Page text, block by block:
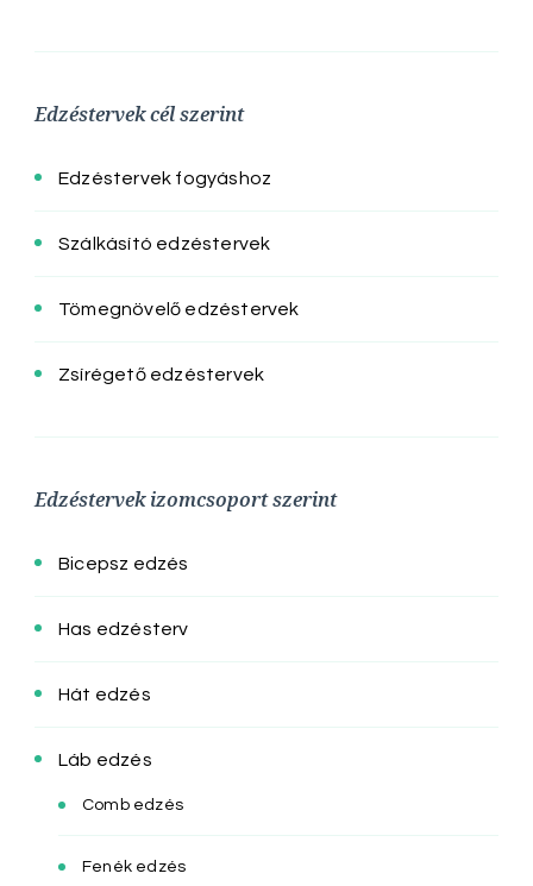
Edzéstervek cél szerint
Edzéstervek fogyáshoz
Szálkásító edzéstervek
Tömegnövelő edzéstervek
Zsírégető edzéstervek
Edzéstervek izomcsoport szerint
Bicepsz edzés
Has edzésterv
Hát edzés
Láb edzés
Comb edzés
Fenék edzés